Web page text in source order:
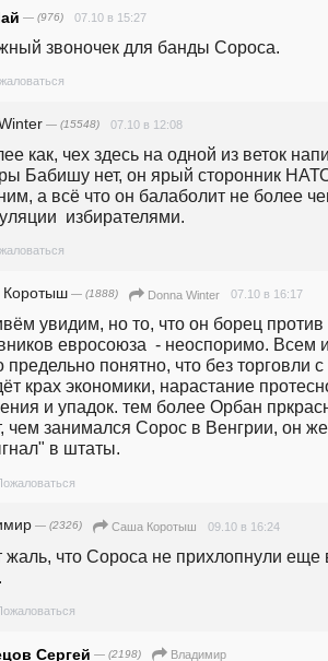
— (976) 07.10 в 15:27
звоночек для банды Сороса.
— (15548) 07.10 в 12:08
как, чех здесь на одной из веток
Бабишу нет, он ярый сторонник
а всё что он балаболит не более
избирателями.
— (1888) Donna Winter 07.10 в 16:17
увидим, но то, что он борец против
евросоюза  - неоспоримо. Всем
предельно понятно, что без торговли
крах экономики, нарастание
и упадок. тем более Орбан
чем занимался Сорос в Венгрии, он
в штаты.
— (2326) Саша Коротыш 09.10 в 16:24
жаль, что Сороса не прихлопнули еще
Сергей — (2198)
Владимир